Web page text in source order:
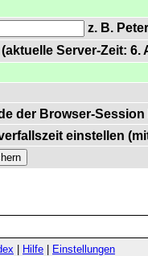
z. B.
Server-Zeit: 6.
der Browser-
einstellen
Hilfe
Einstellungen